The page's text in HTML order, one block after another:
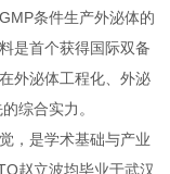
条件生产外泌体的
是首个获得国际双备
外泌体工程化、外泌
综合实力。
，是学术基础与产业
赵立波均毕业于武汉